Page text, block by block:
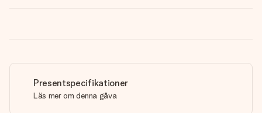
Presentspecifikationer
Läs mer om denna gåva